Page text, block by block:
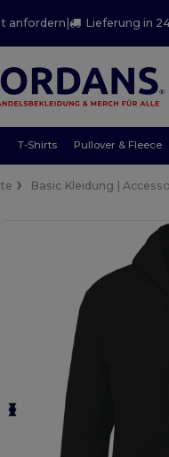
anfordern | Lieferung in
T-Shirts Pullover & Fleece
Basic Kleidung |